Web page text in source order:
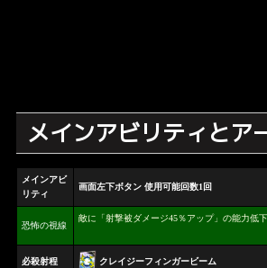
メインアビリティとア
メインアビ
リティ
画面左下ボタン 使用可能回数1回
恐怖の視線
敵に「射撃被ダメージ45％アップ」の能力低
必殺射程 クレイジーフィンガービーム